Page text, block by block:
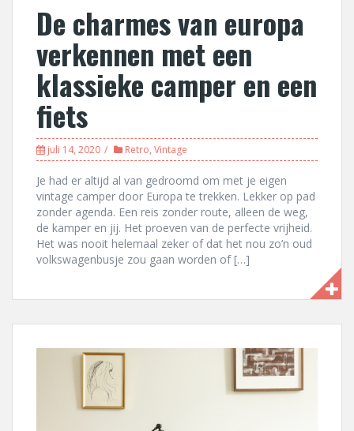
De charmes van europa
verkennen met een
klassieke camper en een
fiets
juli 14, 2020 Retro, Vintage
Je had er altijd al van gedroomd om met je eigen
vintage camper door Europa te trekken. Lekker op pad
zonder agenda. Een reis zonder route, alleen de weg,
de kamper en jij. Het proeven van de perfecte vrijheid.
Het was nooit helemaal zeker of dat het nou zo’n oud
volkswagenbusje zou gaan worden of […]